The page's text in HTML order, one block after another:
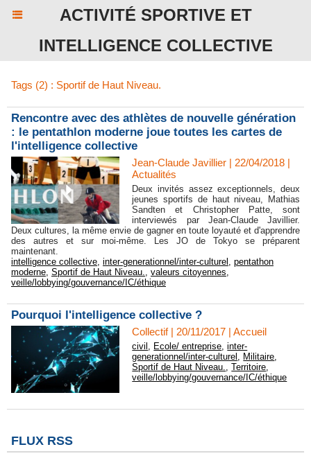
ACTIVITÉ SPORTIVE ET
INTELLIGENCE COLLECTIVE
Tags (2) : Sportif de Haut Niveau.
Rencontre avec des athlètes de nouvelle génération
: le pentathlon moderne joue toutes les cartes de
l'intelligence collective
Jean-Claude Javillier | 22/04/2018 |
Actualités
Deux invités assez exceptionnels, deux
jeunes sportifs de haut niveau, Mathias
Sandten et Christopher Patte, sont
interviewés par Jean-Claude Javillier.
Deux cultures, la même envie de gagner en toute loyauté et d'apprendre
des autres et sur moi-même. Les JO de Tokyo se préparent
maintenant.
intelligence collective, inter-generationnel/inter-culturel , pentathon
moderne, Sportif de Haut Niveau., valeurs citoyennes,
veille/lobbying/gouvernance/IC/éthique
Pourquoi l'intelligence collective ?
Collectif | 20/11/2017 |Accueil
civil , Ecole/ entreprise,inter-
generationnel/inter-culturel , Militaire,
Sportif de Haut Niveau.,Territoire,
veille/lobbying/gouvernance/IC/éthique
FLUX RSS